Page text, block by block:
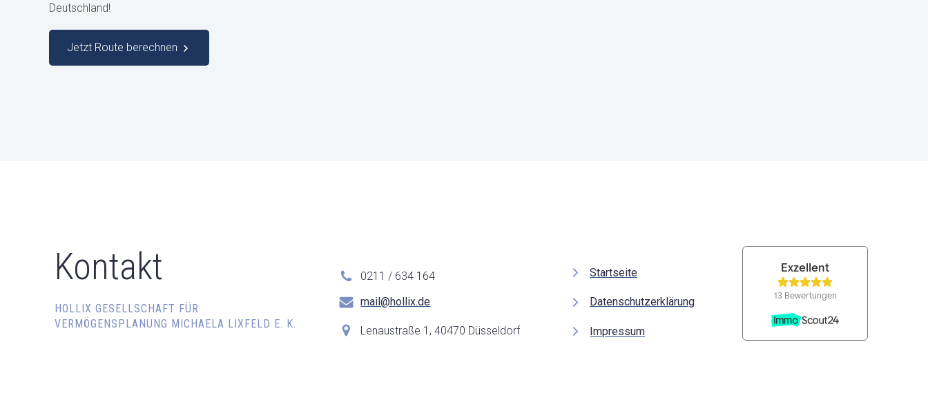
Deutschland!
Jetzt Route berechnen
Kontakt
HOLLIX GESELLSCHAFT FÜR
VERMÖGENSPLANUNG MICHAELA LIXFELD E. K.
0211 / 634 164
mail@hollix.de
Lenaustraße 1, 40470 Düsseldorf
Startseite
Datenschutzerklärung
Impressum